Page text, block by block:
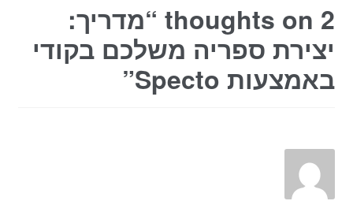
2 thoughts on “
מדריך:
יצירת ספריה משלכם בקודי
באמצעות Specto
”